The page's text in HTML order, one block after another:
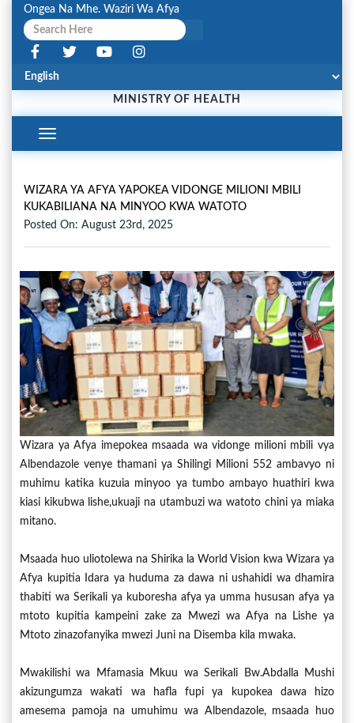
Ongea Na Mhe. Waziri Wa Afya
MINISTRY OF HEALTH
Toggle
Navigation
WIZARA YA AFYA YAPOKEA VIDONGE MILIONI MBILI
KUKABILIANA NA MINYOO KWA WATOTO
Posted On: August 23rd, 2025
Wizara ya Afya imepokea msaada wa vidonge milioni mbili vya
Albendazole venye thamani ya Shilingi Milioni 552 ambavyo ni
muhimu katika kuzuia minyoo ya tumbo ambayo huathiri kwa
kiasi kikubwa lishe,ukuaji na utambuzi wa watoto chini ya miaka
mitano.
Msaada huo uliotolewa na Shirika la World Vision kwa Wizara ya
Afya kupitia Idara ya huduma za dawa ni ushahidi wa dhamira
thabiti wa Serikali ya kuboresha afya ya umma hususan afya ya
mtoto kupitia kampeini zake za Mwezi wa Afya na Lishe ya
Mtoto zinazofanyika mwezi Juni na Disemba kila mwaka.
Mwakilishi wa Mfamasia Mkuu wa Serikali Bw.Abdalla Mushi
akizungumza wakati wa hafla fupi ya kupokea dawa hizo
amesema pamoja na umuhimu wa Albendazole, msaada huo